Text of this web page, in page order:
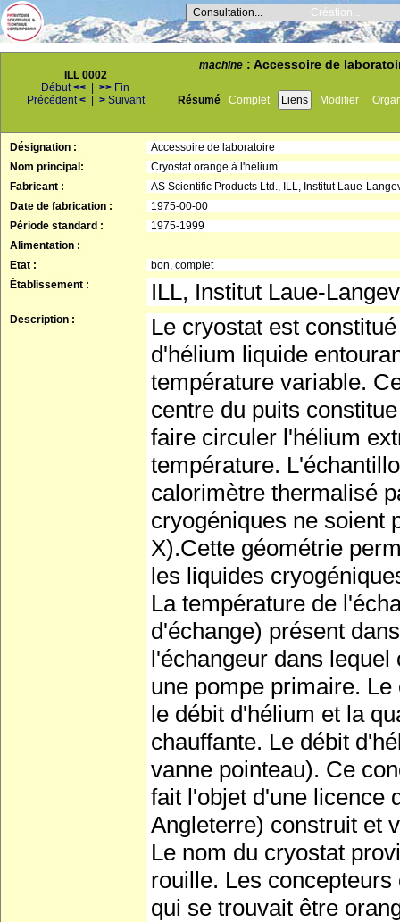
Consultation... Création...
ILL 0002
Début<< >> Fin
Précédent< > Suivant
machine : Accessoire de
Résumé Complet Liens Modifier
Désignation :
Accessoire de laboratoire
Nom principal:
Cryostat orange à l'hélium
Fabricant :
AS Scientific Products Ltd., ILL, Institut Laue-
Date de fabrication :
1975-00-00
Période standard :
1975-1999
Alimentation :
Etat :
bon, complet
Établissement :
ILL, Institut Laue-
Description :
Le cryostat est
d'hélium liquide
température variable.
centre du puits
faire circuler l'hélium
température.
calorimètre thermalisé
cryogéniques ne soient
X).Cette géométrie
les liquides
La température de
d'échange) présent
l'échangeur dans
une pompe primaire.
le débit d'hélium et la
chauffante. Le débit
vanne pointeau). Ce
fait l'objet d'une licence
Angleterre) construit et
Le nom du cryostat
rouille. Les
qui se trouvait être